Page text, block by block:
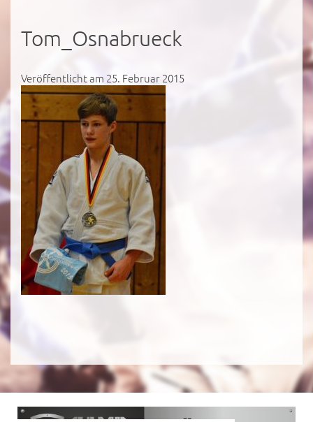
Tom_Osnabrueck
Veröffentlicht am 25. Februar 2015